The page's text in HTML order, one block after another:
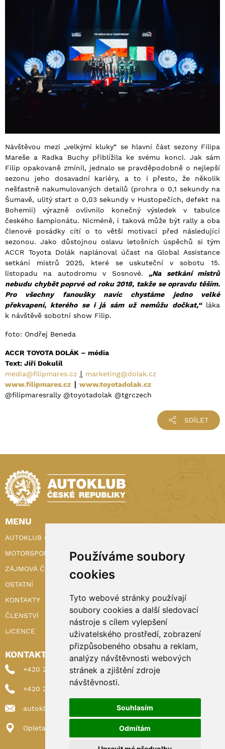
Používáme soubory
cookies
Tyto webové stránky používají
soubory cookies a další sledovací
nástroje s cílem vylepšení
uživatelského prostředí, zobrazení
přizpůsobeného obsahu a reklam,
analýzy návštěvnosti webových
stránek a zjištění zdroje
návštěvnosti.
Souhlasím
Odmítám
Návštěvou mezi „velkými kluky“ se hlavní část sezony Filipa
Mareše a Radka Buchy přiblížila ke svému konci. Jak sám
Filip opakovaně zmínil, jednalo se pravděpodobně o nejlepší
sezonu jeho dosavadní kariéry, a to i přesto, že několik
nešťastně nakumulovaných detailů (prohra o 0,1 sekundy na
Šumavě, ulitý start o 0,03 sekundy v Hustopečích, defekt na
Bohemii) výrazně ovlivnilo konečný výsledek v tabulce
českého šampionátu. Nicméně, i taková může být rally a oba
členové posádky cítí o to větší motivaci před následující
sezonou. Jako důstojnou oslavu letošních úspěchů si tým
ACCR Toyota Dolák naplánoval účast na Global Assistance
setkání mistrů 2025, které se uskuteční v sobotu 15.
listopadu na autodromu v Sosnové. „Na setkání mistrů
nebudu chybět poprvé od roku 2018, takže se opravdu těším.
Pro všechny fanoušky navíc chystáme jedno velké
překvapení, kterého se i já sám už nemůžu dočkat,“ láka
k návštěvě sobotní show Filip.
foto: Ondřej Beneda
ACCR TOYOTA DOLÁK – média
Text: Jiří Dokulil
media@filipmares.cz ∣ marketing@dolak.cz
www.filipmares.cz
www.toyotadolak.cz
@filipmaresrally @toyotadolak @tgrczech
SDÍLET
MENU
AUTOKLUB ČR
MOTORSPORT
ZÁJMOVÁ ČINNOST
OSTATNÍ
KONTAKTY
ČLENSTVÍ
LICENCE
KONTAKTY
+420 222 898 224 (sekretariat)
+420 222 898 221 (členství)
autoklub@autoklub.cz
Opletalova 1337/29, 110 00 Praha 1